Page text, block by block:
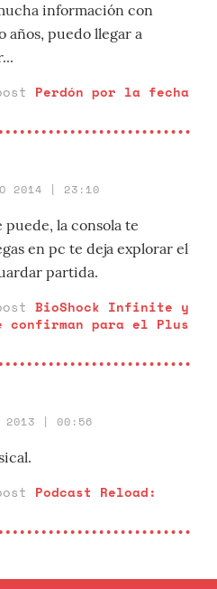
información con
años, puedo llegar a
Perdón por la fecha
2014 | 23:10
la consola te
en pc te deja explorar el
partida.
BioShock Infinite y
para el Plus
2013 | 00:56
Podcast Reload: